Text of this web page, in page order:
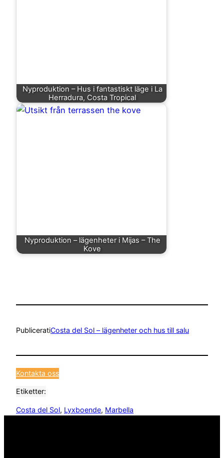
Nyproduktion – Hus i fantastiskt läge i La
Herradura, Costa Tropical
Nyproduktion – lägenheter i Mijas – The
Kove
PubliceratiCosta del Sol – lägenheter och hus till salu
Kontakta oss
Etiketter:
Costa del Sol, Lyxboende, Marbella